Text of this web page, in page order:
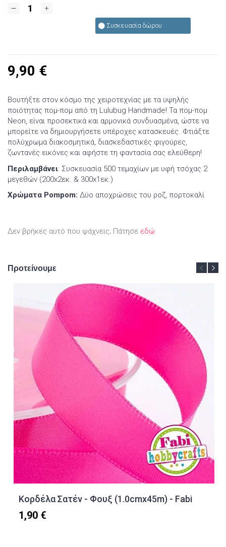
Συσκευασία δώρου
9,90 €
Βουτήξτε στον κόσμο της χειροτεχνίας με τα υψηλής
ποιότητας πομ-πομ από τη Lulubug Handmade! Τα πομ-πομ
Neon, είναι προσεκτικά και αρμονικά συνδυασμένα, ώστε να
μπορείτε να δημιουργήσετε υπέροχες κατασκευές. Φτιάξτε
πολύχρωμα διακοσμητικά, διασκεδαστικές φιγούρες,
ζωντανές εικόνες και αφήστε τη φαντασία σας ελεύθερη!
Περιλαμβάνει: Συσκευασία 500 τεμαχίων με υφή τσόχας 2
μεγεθών (200x2εκ. & 300x1εκ.)
Χρώματα Pompom: Δύο αποχρώσεις του ροζ, πορτοκαλί
Δεν βρήκες αυτό που ψάχνεις; Πάτησε εδώ
Προτείνουμε
Κορδέλα Σατέν - Φουξ (1.0cmx45m) - Fabi
1,90 €